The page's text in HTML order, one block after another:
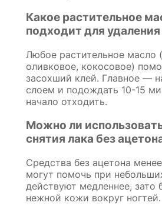
Какое растительное
подходит для удаления
Любое растительное масло
оливковое, кокосовое)
засохший клей. Главное —
слоем и подождать 10-15
начало отходить.
Можно ли
снятия лака без
Средства без ацетона
могут помочь при
действуют медленнее, зато
нежной кожи вокруг ногтей.